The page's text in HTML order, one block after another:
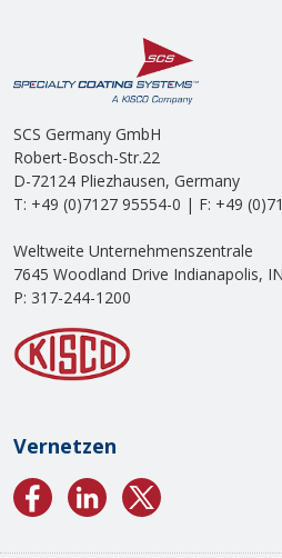
SCS Germany GmbH
Robert-Bosch-Str.22
D-72124 Pliezhausen, Germany
T: +49 (0)7127 95554-0 | F: +49
Weltweite Unternehmenszentrale
7645 Woodland Drive Indianapolis,
P: 317-244-1200
Vernetzen